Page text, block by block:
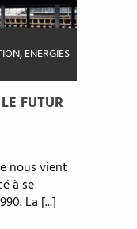
,ENERGIES
FUTUR
nous vient
à se
La [...]